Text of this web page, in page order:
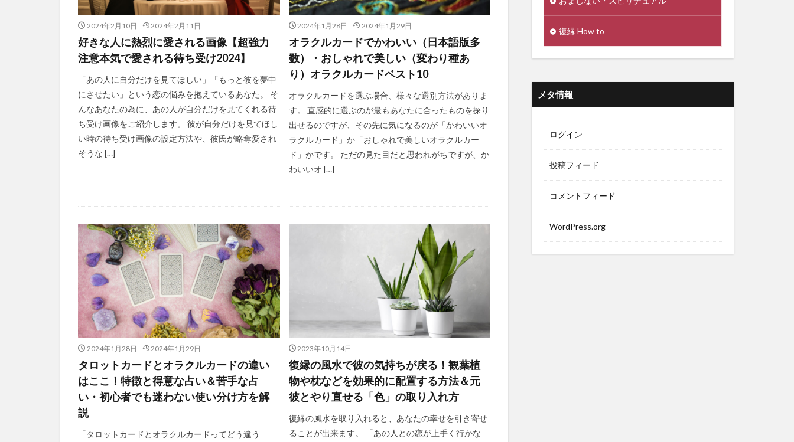
2024年2月10日 2024年2月11日
好きな人に熱烈に愛される画像【超強力
注意本気で愛される待ち受け2024】
「あの人に自分だけを見てほしい」「もっと彼を夢中
にさせたい」という恋の悩みを抱えているあなた。 そ
んなあなたの為に、あの人が自分だけを見てくれる待
ち受け画像をご紹介します。 彼が自分だけを見てほし
い時の待ち受け画像の設定方法や、彼氏が略奪愛され
そうな […]
2024年1月28日 2024年1月29日
オラクルカードでかわいい（日本語版多
数）・おしゃれで美しい（変わり種あ
り）オラクルカードベスト10
オラクルカードを選ぶ場合、様々な選別方法がありま
す。 直感的に選ぶのが最もあなたに合ったものを探り
出せるのですが、その先に気になるのが「かわいいオ
ラクルカード」か「おしゃれで美しいオラクルカー
ド」かです。 ただの見た目だと思われがちですが、か
わいいオ […]
2024年1月28日 2024年1月29日
タロットカードとオラクルカードの違い
はここ！特徴と得意な占い＆苦手な占
い・初心者でも迷わない使い分け方を解
説
「タロットカードとオラクルカードってどう違う
2023年10月14日
復縁の風水で彼の気持ちが戻る！観葉植
物や枕などを効果的に配置する方法＆元
彼とやり直せる「色」の取り入れ方
復縁の風水を取り入れると、あなたの幸せを引き寄せ
ることが出来ます。 「あの人との恋が上手く行かな
復縁 How to
メタ情報
ログイン
投稿フィード
コメントフィード
WordPress.org